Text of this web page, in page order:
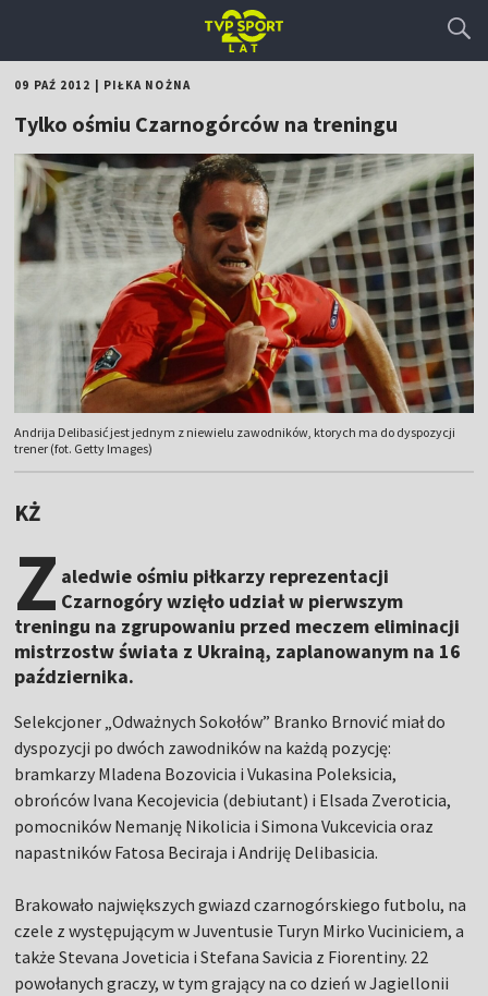
09 PAŹ 2012 PIŁKA NOŻNA
Tylko ośmiu Czarnogórców na treningu
Andrija Delibasić jest jednym z niewielu zawodników, ktorych ma do dyspozycji
trener (fot. Getty Images)
KŻ
Z aledwie ośmiu piłkarzy reprezentacji
Czarnogóry wzięło udział w pierwszym
treningu na zgrupowaniu przed meczem eliminacji
mistrzostw świata z Ukrainą, zaplanowanym na 16
października.
Selekcjoner „Odważnych Sokołów” Branko Brnović miał do
dyspozycji po dwóch zawodników na każdą pozycję:
bramkarzy Mladena Bozovicia i Vukasina Poleksicia,
obrońców Ivana Kecojevicia (debiutant) i Elsada Zveroticia,
pomocników Nemanję Nikolicia i Simona Vukcevicia oraz
napastników Fatosa Beciraja i Andriję Delibasicia.
Brakowało największych gwiazd czarnogórskiego futbolu, na
czele z występującym w Juventusie Turyn Mirko Vuciniciem, a
także Stevana Joveticia i Stefana Savicia z Fiorentiny. 22
powołanych graczy, w tym grający na co dzień w Jagiellonii